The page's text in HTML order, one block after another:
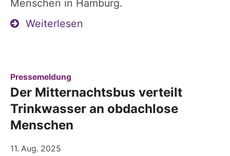
Menschen in Hamburg.
Weiterlesen
Pressemeldung
Der Mitternachtsbus verteilt
Trinkwasser an obdachlose
Menschen
11. Aug. 2025